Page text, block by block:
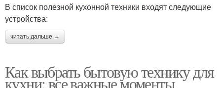
В список полезной кухонной техники входят следующие
устройства:
читать дальше →
Как выбрать бытовую технику для
кухни: все важные моменты